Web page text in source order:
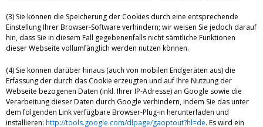
(3) Sie können die Speicherung der Cookies durch eine entsprechende
Einstellung Ihrer Browser-Software verhindern; wir weisen Sie jedoch darauf
hin, dass Sie in diesem Fall gegebenenfalls nicht sämtliche Funktionen
dieser Webseite vollumfänglich werden nutzen können.
(4) Sie können darüber hinaus (auch von mobilen Endgeräten aus) die
Erfassung der durch das Cookie erzeugten und auf Ihre Nutzung der
Webseite bezogenen Daten (inkl. Ihrer IP-Adresse) an Google sowie die
Verarbeitung dieser Daten durch Google verhindern, indem Sie das unter
dem folgenden Link verfügbare Browser-Plug-in herunterladen und
installieren: http://tools.google.com/dlpage/gaoptout?hl=de. Es wird ein